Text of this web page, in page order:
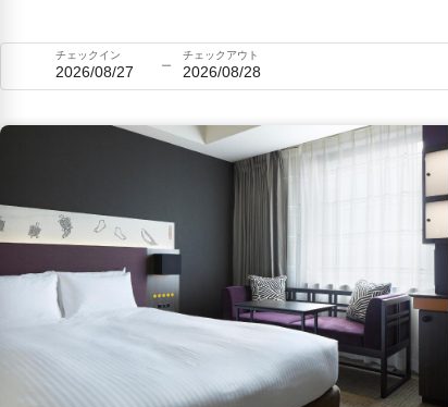
チェックイン
2026/08/27
チェックアウト
2026/08/28